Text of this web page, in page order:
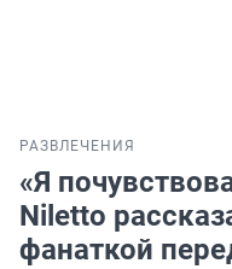
РАЗВЛЕЧЕНИЯ
«Я
Niletto
фанаткой